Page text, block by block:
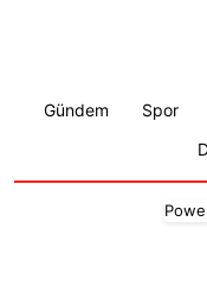
Footer menu
Gündem Spor